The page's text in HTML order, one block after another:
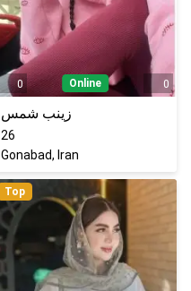
0 Online 0
زینب شمس
26
Gonabad, Iran
Top